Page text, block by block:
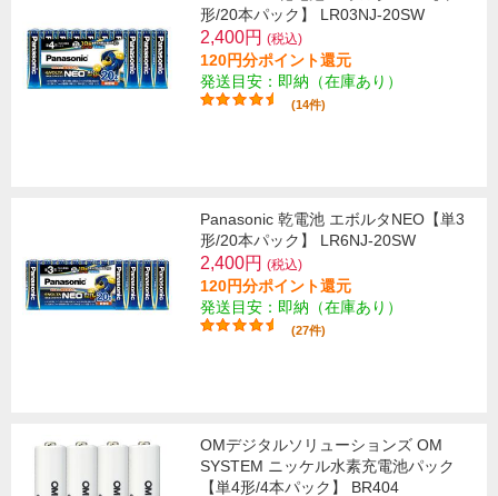
形/20本パック】 LR03NJ-20SW
2,400円 (税込)
120円分ポイント還元
発送目安：即納（在庫あり）
(14件)
Panasonic 乾電池 エボルタNEO【単3
形/20本パック】 LR6NJ-20SW
2,400円 (税込)
120円分ポイント還元
発送目安：即納（在庫あり）
(27件)
OMデジタルソリューションズ OM
SYSTEM ニッケル水素充電池パック
【単4形/4本パック】 BR404